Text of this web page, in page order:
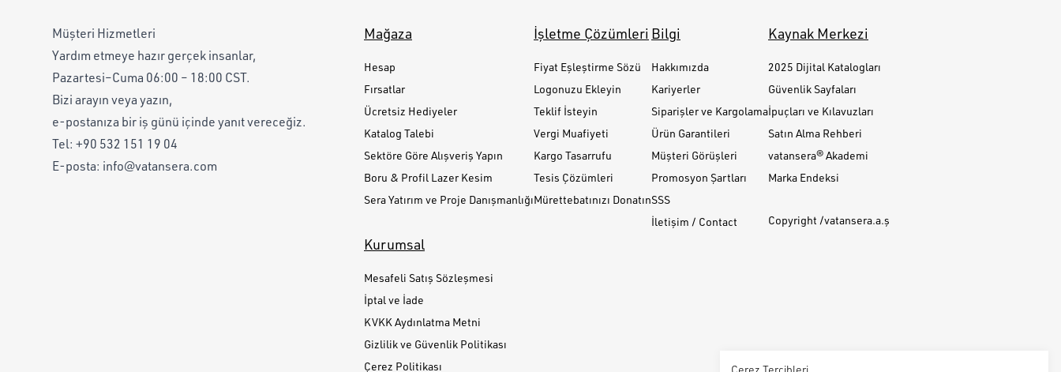
Çerez Tercihleri
Müşteri Hizmetleri
Yardım etmeye hazır gerçek insanlar,
Pazartesi–Cuma 06:00 – 18:00 CST.
Bizi arayın veya yazın,
e-postanıza bir iş günü içinde yanıt vereceğiz.
Tel: +90 532 151 19 04
E-posta: info@vatansera.com
Mağaza
Hesap
Fırsatlar
Ücretsiz Hediyeler
Katalog Talebi
Sektöre Göre Alışveriş Yapın
Boru & Profil Lazer Kesim
Sera Yatırım ve Proje Danışmanlığı
İşletme Çözümleri
Fiyat Eşleştirme Sözü
Logonuzu Ekleyin
Teklif İsteyin
Vergi Muafiyeti
Kargo Tasarrufu
Tesis Çözümleri
Mürettebatınızı Donatın
Bilgi
Hakkımızda
Kariyerler
Siparişler ve Kargolama
Ürün Garantileri
Müşteri Görüşleri
Promosyon Şartları
SSS
İletişim / Contact
Kaynak Merkezi
2025 Dijital Katalogları
Güvenlik Sayfaları
İpuçları ve Kılavuzları
Satın Alma Rehberi
vatansera® Akademi
Marka Endeksi
Copyright /vatansera.a.ş
Kurumsal
Mesafeli Satış Sözleşmesi
İptal ve İade
KVKK Aydınlatma Metni
Gizlilik ve Güvenlik Politikası
Çerez Politikası